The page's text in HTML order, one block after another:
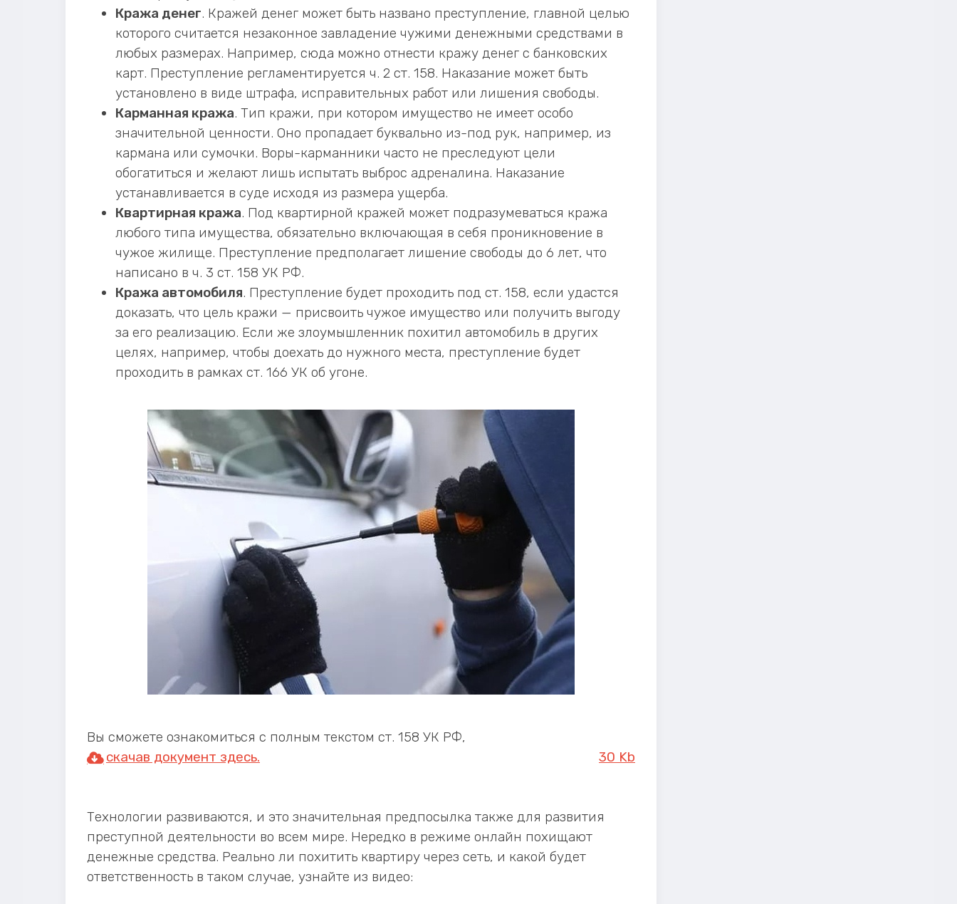
Кража денег. Кражей денег может быть названо преступление, главной целью
которого считается незаконное завладение чужими денежными средствами в
любых размерах. Например, сюда можно отнести кражу денег с банковских
карт. Преступление регламентируется ч. 2 ст. 158. Наказание может быть
установлено в виде штрафа, исправительных работ или лишения свободы.
Карманная кража. Тип кражи, при котором имущество не имеет особо
значительной ценности. Оно пропадает буквально из-под рук, например, из
кармана или сумочки. Воры-карманники часто не преследуют цели
обогатиться и желают лишь испытать выброс адреналина. Наказание
устанавливается в суде исходя из размера ущерба.
Квартирная кража. Под квартирной кражей может подразумеваться кража
любого типа имущества, обязательно включающая в себя проникновение в
чужое жилище. Преступление предполагает лишение свободы до 6 лет, что
написано в ч. 3 ст. 158 УК РФ.
Кража автомобиля. Преступление будет проходить под ст. 158, если удастся
доказать, что цель кражи — присвоить чужое имущество или получить выгоду
за его реализацию. Если же злоумышленник похитил автомобиль в других
целях, например, чтобы доехать до нужного места, преступление будет
проходить в рамках ст. 166 УК об угоне.
Вы сможете ознакомиться с полным текстом ст. 158 УК РФ,
скачав документ здесь.
30 Kb
Технологии развиваются, и это значительная предпосылка также для развития
преступной деятельности во всем мире. Нередко в режиме онлайн похищают
денежные средства. Реально ли похитить квартиру через сеть, и какой будет
ответственность в таком случае, узнайте из видео: